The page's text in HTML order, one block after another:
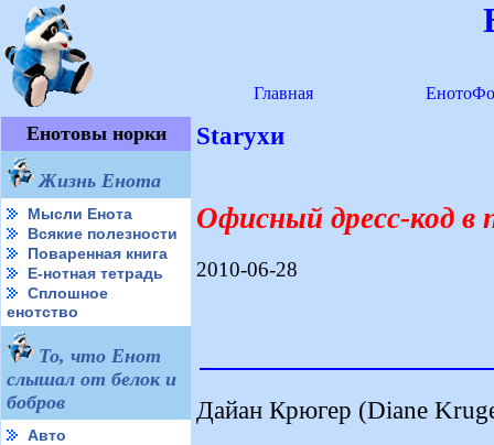
Главная
Енотовы норки
Жизнь Енота
Мысли Енота
Всякие полезности
Поваренная книга
Е-нотная тетрадь
Сплошное
енотство
То, что Енот
слышал от белок и
бобров
Авто
Starухи
Офисный дресс-код в
2010-06-28
Дайан Крюгер (Diane